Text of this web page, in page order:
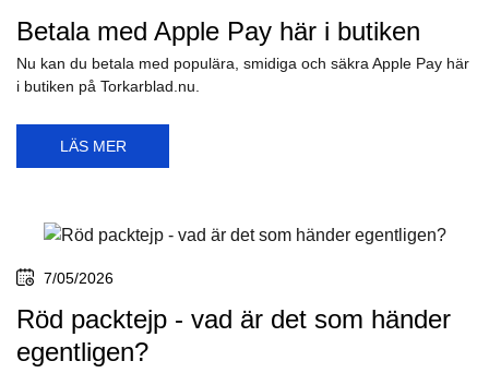
Betala med Apple Pay här i butiken
Nu kan du betala med populära, smidiga och säkra Apple Pay här
i butiken på Torkarblad.nu.
LÄS MER
7/05/2026
Röd packtejp - vad är det som händer
egentligen?